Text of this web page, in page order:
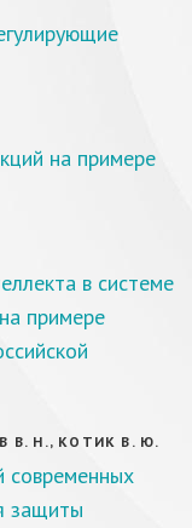
на примере
в системе
примере
В. Н., КОТИК В. Ю.
современных
защиты